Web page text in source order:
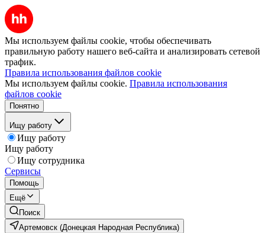
Мы используем файлы cookie, чтобы обеспечивать
правильную работу нашего веб-сайта и анализировать сетевой
трафик.
Правила использования файлов cookie
Мы используем файлы cookie. Правила использования
файлов cookie
Понятно
Ищу работу
Ищу работу
Ищу работу
Ищу сотрудника
Сервисы
Помощь
Ещё
Поиск
Артемовск (Донецкая Народная Республика)